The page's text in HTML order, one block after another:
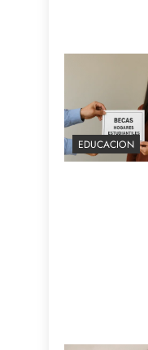
EDUCACION